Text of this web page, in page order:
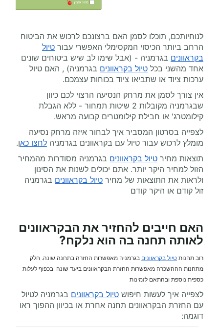
לנוחיותכם, תוכלו לסמן האם ברצונכם לרכוש את הביטוח
הרחב ביותר הכיסוי המקסימלי האפשרי עבור טיול
בקראוונים בגרמניה - (אבל שימו לב שיש ביטוחים שונים
אחד מהשני בכל טיול בקראוונים בגרמניה) , האם טיול
ערכות ציוד או שתביאו ציוד בכוחות עצמכם.
אין צורך לסמן את מרחק הנסיעה הרצוי לכם כיוון
שבגרמניה מקובלות 2 שיטות תמחור - ללא הגבלת
קילומטרג' או חבילת קילומטרים קבועה מראש.
לצפייה בסרטון המסביר איך לבחור איזה מרחק נסיעה
מומלץ לרכוש עבור טיול עם בקראוונים בגרמניה לחצו כאן.
תוצאות מחיר טיול בקראוונים בגרמניה מסודרות מהמחיר
הזול למחיר היקר יותר. אתם יכולים לשנות את הסינון
ולראות את התוצאות של מחיר טיול בקראוונים בגרמניה
זול קודם או היקר קודם
האם חייבים להחזיר את הבקראוונים
לאותה תחנה בה הוא נלקח?
רוב תחנותטיול בקראוונים בגרמניה מאפשרות החזרה בתחנה שונה. חלק
מתחנות הההשכרה מאפשרות החזרת הבקראוונים ביעד שונה בכפוף לעלות
כספית נוספת ובהתאם לזמינות
לצפייה איך לעשות חיפוש טיול בקראוונים בגרמניה לטיול
עם החזרת הבקראוונים תחנה אחרת או בכיוון ההפוך ראו
דוגמה: